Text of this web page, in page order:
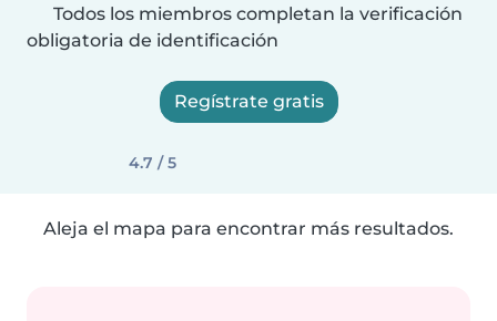
Todos los miembros completan la verificación
obligatoria de identificación
Regístrate gratis
4.7 / 5
Aleja el mapa para encontrar más resultados.